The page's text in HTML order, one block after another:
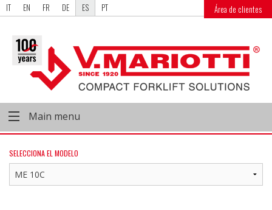
IT EN FR DE ES PT Área de clientes
Main menu
SELECCIONA EL MODELO